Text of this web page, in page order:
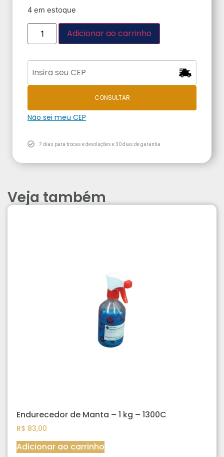
4 em estoque
Adicionar ao carrinho
CONSULTAR
Não sei meu CEP
7 dias para trocas e devoluções e 30 dias de garantia
Veja também
Endurecedor de Manta – 1 kg – 1300C
R$ 83,00
Adicionar ao carrinho